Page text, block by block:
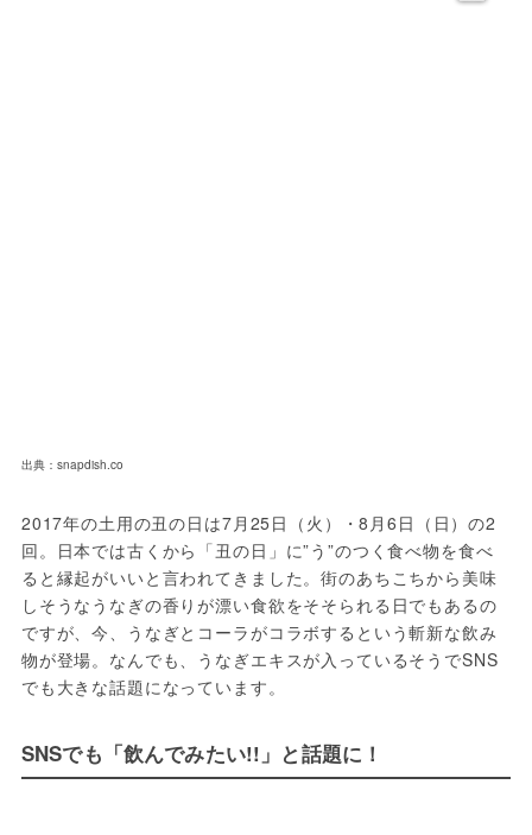
出典：snapdish.co
2017年の土用の丑の日は7月25日（火）・8月6日（日）の2
回。日本では古くから「丑の日」に”う”のつく食べ物を食べ
ると縁起がいいと言われてきました。街のあちこちから美味
しそうなうなぎの香りが漂い食欲をそそられる日でもあるの
ですが、今、うなぎとコーラがコラボするという斬新な飲み
物が登場。なんでも、うなぎエキスが入っているそうでSNS
でも大きな話題になっています。
SNSでも「飲んでみたい!!」と話題に！